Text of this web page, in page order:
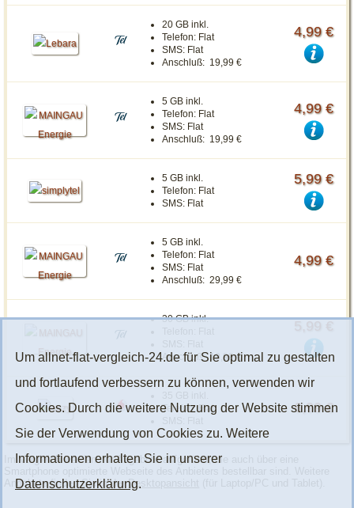
20 GB inkl.
Telefon: Flat
SMS: Flat
Anschluß: 19,99 €
4,99 €
5 GB inkl.
Telefon: Flat
SMS: Flat
Anschluß: 19,99 €
4,99 €
5 GB inkl.
Telefon: Flat
SMS: Flat
5,99 €
5 GB inkl.
Telefon: Flat
SMS: Flat
Anschluß: 29,99 €
4,99 €
30 GB inkl.
Anschluß: 19,99 €
Telefon: Flat
6,99 €
Im Vergleich werden nur Angebote aufgeführt, die auch über eine
Angebote finden Sie in derDesktopansicht
Um allnet-flat-vergleich-24.de für Sie optimal zu gestalten
und fortlaufend verbessern zu können, verwenden wir
Cookies. Durch die weitere Nutzung der Website stimmen
Sie der Verwendung von Cookies zu. Weitere
Informationen erhalten Sie in unserer
Datenschutzerklärung.